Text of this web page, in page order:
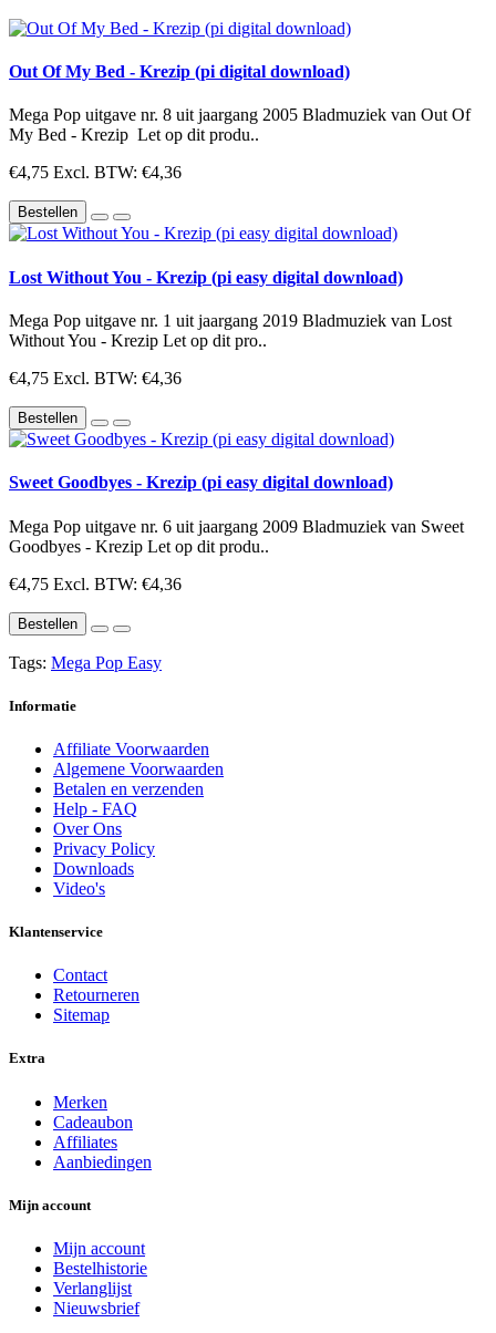
Out Of My Bed - Krezip (pi digital download)
Mega Pop uitgave nr. 8 uit jaargang 2005 Bladmuziek van Out Of
My Bed - Krezip Let op dit produ..
€4,75 Excl. BTW: €4,36
Bestellen
Lost Without You - Krezip (pi easy digital download)
Mega Pop uitgave nr. 1 uit jaargang 2019 Bladmuziek van Lost
Without You - Krezip Let op dit pro..
€4,75 Excl. BTW: €4,36
Bestellen
Sweet Goodbyes - Krezip (pi easy digital download)
Mega Pop uitgave nr. 6 uit jaargang 2009 Bladmuziek van Sweet
Goodbyes - Krezip Let op dit produ..
€4,75 Excl. BTW: €4,36
Bestellen
Tags: Mega Pop Easy
Informatie
Affiliate Voorwaarden
Algemene Voorwaarden
Betalen en verzenden
Help - FAQ
Over Ons
Privacy Policy
Downloads
Video's
Klantenservice
Contact
Retourneren
Sitemap
Extra
Merken
Cadeaubon
Affiliates
Aanbiedingen
Mijn account
Mijn account
Bestelhistorie
Verlanglijst
Nieuwsbrief